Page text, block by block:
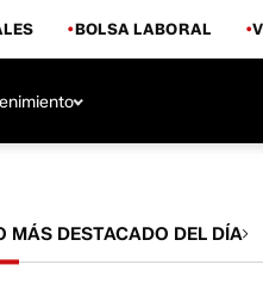
BOLSA LABORAL
MÁS DESTACADO DEL DÍA